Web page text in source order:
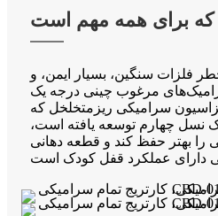
که برای همه مهم است
فلزات سنگین، بسیار ایمن، و
مرغوب چینی درجه یک
سرامیکی ریزمتخلخل که
نسل چهارم توسعه یافته است،
را بهتر حفظ کند و قطعه دهانی